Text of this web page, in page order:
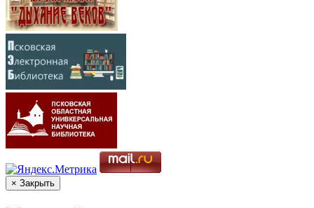
× Закрыть